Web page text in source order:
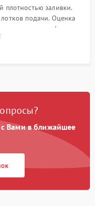
плотностью заливки.
подачи. Оценка
отсутствие дефектов
устройства.
с Вами в ближайшее